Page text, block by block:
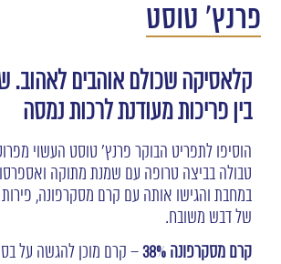
פרנץ' טוסט
קלאסיקה שכולם אוהבים לאהוב.
בין פריכות מעודנת לרכות נמסה
הוסיפו לתפריט הבוקר פרנץ' טוסט העשוי
טבולה בביצה טרופה עם שמנת מתוקה
במחבת והגישו אותה עם קרם מסקרפונה, פירות
של דבש משובח.
קרם מסקרפונה 38%
– קרם מוכן להגשה על